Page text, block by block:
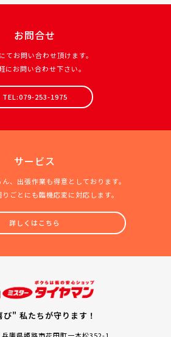
お問合せ
てお問い合わせ頂けます。
にお問い合わせ下さい。
TEL:079-253-1975
サービス
、出張作業も得意としております。
ごとにも臨機応変に対応します。
詳しくはこちら
" 私たちが守ります！
庫県姫路市花田町一本松352-1